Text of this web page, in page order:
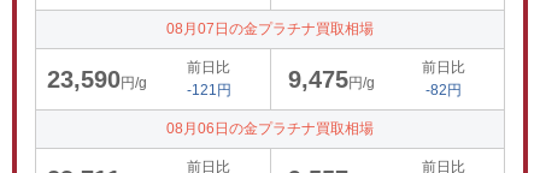
08月07日の金プラチナ買取相場
23,590円/g
前日比
-121円
9,475円/g
前日比
-82円
08月06日の金プラチナ買取相場
前日比
前日比